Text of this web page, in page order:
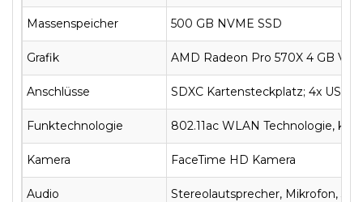
Massenspeicher 500 GB NVME SSD
Grafik AMD Radeon Pro 570X 4 GB
Anschlüsse SDXC Kartensteckplatz; 4x USB
Funktechnologie 802.11ac WLAN Technologie,
Kamera FaceTime HD Kamera
Audio Stereolautsprecher, Mikrofon, 3,5